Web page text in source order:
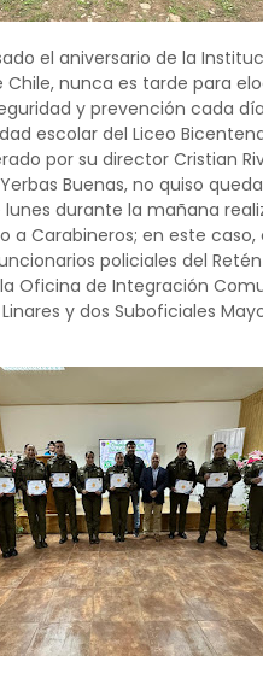
el aniversario de la
Chile, nunca es tarde para
y prevención cada
escolar del Liceo
por su director Cristian
Buenas, no quiso
lunes durante la mañana
a Carabineros; en este caso,
policiales del
Oficina de Integración
y dos Suboficiales